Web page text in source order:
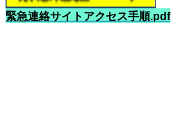
緊急連絡サイトアクセス手順.pdf